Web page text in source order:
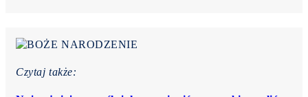
Czytaj także: